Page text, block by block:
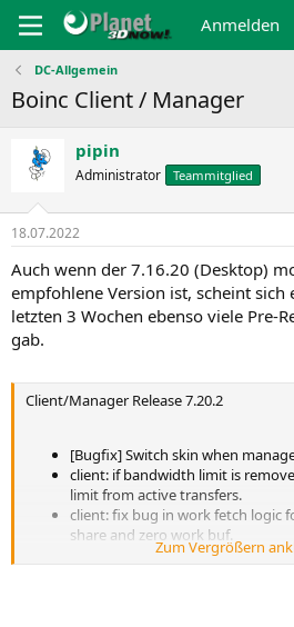
Anmelden
DC-Allgemein
Boinc Client / Manager
pipin
Administrator Teammitglied
18.07.2022
Auch wenn der 7.16.20 (Desktop)
empfohlene Version ist, scheint sich
letzten 3 Wochen ebenso viele Pre-
gab.
Client/Manager Release 7.20.2
[Bugfix] Switch skin when
client: if bandwidth limit is
limit from active transfers.
client: fix bug in work fetch logic
share and zero work buf.
Zum Vergrößern